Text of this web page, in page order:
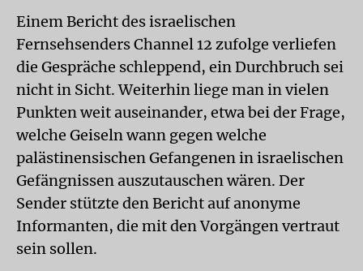
Einem Bericht des israelischen
Fernsehsenders Channel 12 zufolge verliefen
die Gespräche schleppend, ein Durchbruch sei
nicht in Sicht. Weiterhin liege man in vielen
Punkten weit auseinander, etwa bei der Frage,
welche Geiseln wann gegen welche
palästinensischen Gefangenen in israelischen
Gefängnissen auszutauschen wären. Der
Sender stützte den Bericht auf anonyme
Informanten, die mit den Vorgängen vertraut
sein sollen.